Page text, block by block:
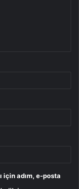
için adım, e-posta